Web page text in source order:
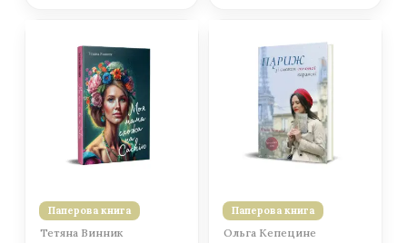
Паперова книга
Тетяна Винник
Паперова книга
Ольга Кепецине